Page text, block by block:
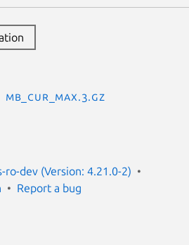
MB_CUR_MAX.3.gz
ro-dev (Version: 4.21.0-2)
Report a bug